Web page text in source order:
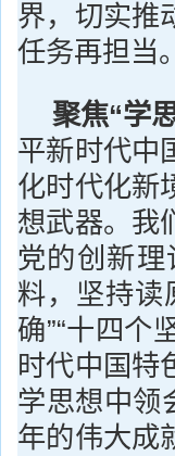
界，切实推
任务再担当。
聚焦“学
平新时代中
化时代化新
想武器。我
党的创新
料，坚持读
确”“十四个
时代中国特
学思想中领
年的伟大成